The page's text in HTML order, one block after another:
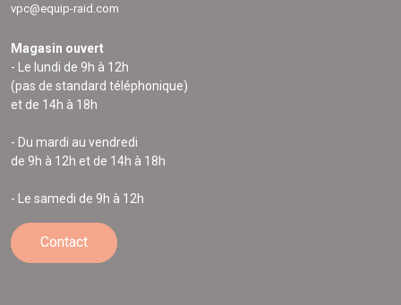
vpc@equip-raid.com
Magasin ouvert
- Le lundi de 9h à 12h
(pas de standard téléphonique)
et de 14h à 18h
- Du mardi au vendredi
de 9h à 12h et de 14h à 18h
- Le samedi de 9h à 12h
Contact